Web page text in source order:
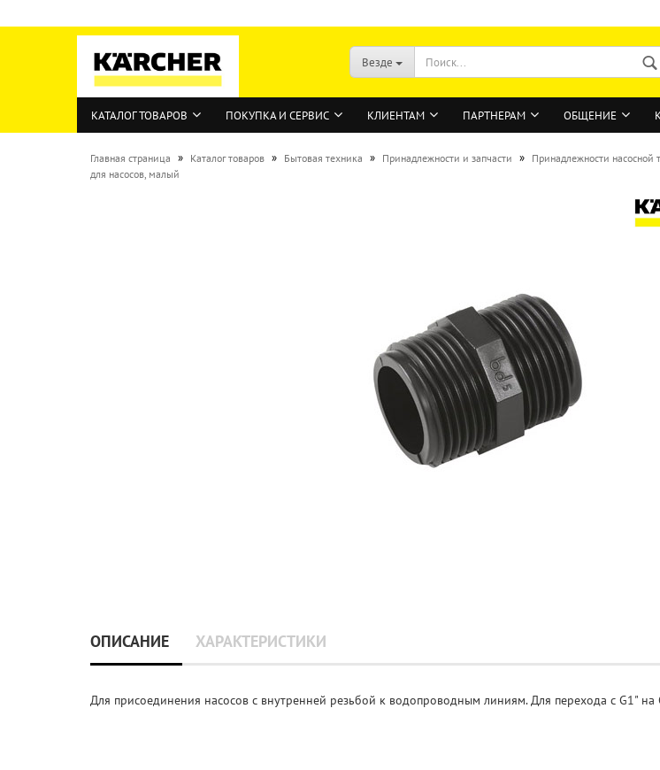
Везде
КАТАЛОГ ТОВАРОВ ПОКУПКА И СЕРВИС КЛИЕНТАМ ПАРТНЕРАМ ОБЩЕНИЕ
Главная страница » Каталог товаров » Бытовая техника » Принадлежности и запчасти » Принадлежности насосной
для насосов, малый
ОПИСАНИЕ ХАРАКТЕРИСТИКИ
Для присоединения насосов с внутренней резьбой к водопроводным линиям. Для перехода с G1" на